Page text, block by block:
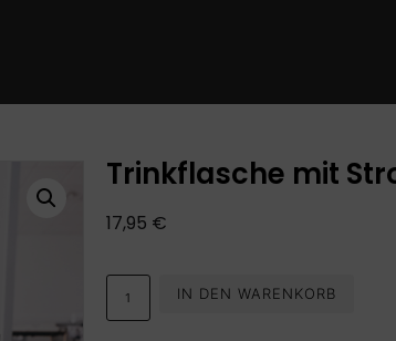
Trinkflasche mit
17,95 €
IN DEN WARENKORB